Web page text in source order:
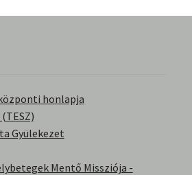
Granville Pillar
honlapja
Gyülekezet
Mentő Missziója -